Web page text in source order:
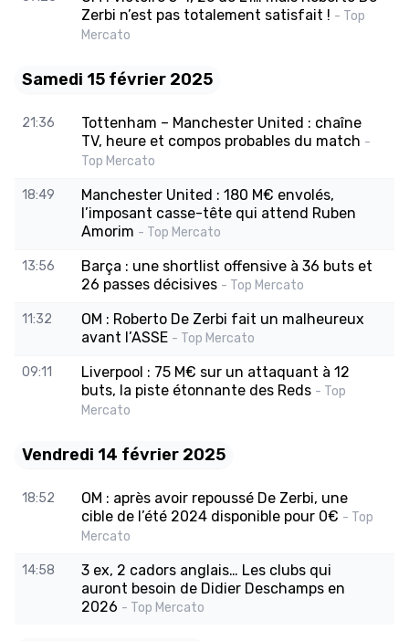
Zerbi n’est pas totalement satisfait ! - Top
Mercato
Samedi 15 février 2025
21:36
Tottenham – Manchester United : chaîne
TV, heure et compos probables du match -
Top Mercato
18:49
Manchester United : 180 M€ envolés,
l’imposant casse-tête qui attend Ruben
Amorim - Top Mercato
13:56
Barça : une shortlist offensive à 36 buts et
26 passes décisives - Top Mercato
11:32
OM : Roberto De Zerbi fait un malheureux
avant l’ASSE - Top Mercato
09:11
Liverpool : 75 M€ sur un attaquant à 12
buts, la piste étonnante des Reds - Top
Mercato
Vendredi 14 février 2025
18:52
OM : après avoir repoussé De Zerbi, une
cible de l’été 2024 disponible pour 0€ - Top
Mercato
14:58
3 ex, 2 cadors anglais… Les clubs qui
auront besoin de Didier Deschamps en
2026 - Top Mercato